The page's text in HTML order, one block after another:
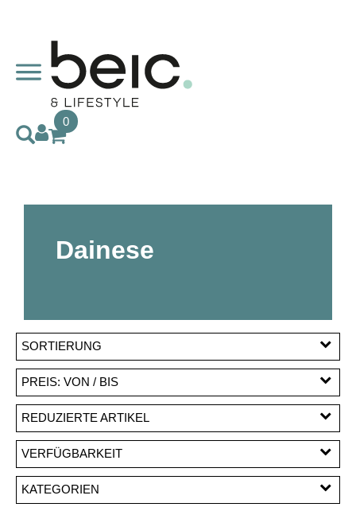
0
Dainese
SORTIERUNG
PREIS: VON / BIS
CHF
CHF
PREISFILTER ANWENDEN
REDUZIERTE ARTIKEL
Reduzierte Artikel
VERFÜGBARKEIT
KATEGORIEN